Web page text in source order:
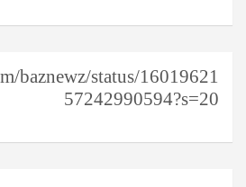
baznewz/status/16019621
57242990594?s=20